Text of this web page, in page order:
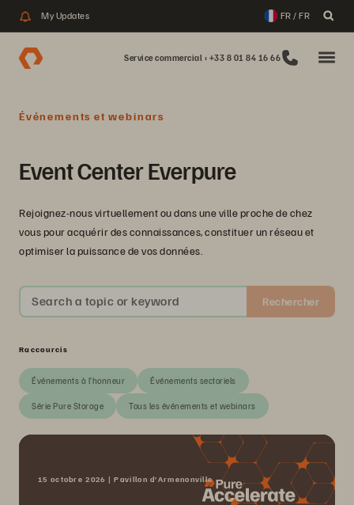
My Updates FR / FR
Service commercial : +33 8 01 84 16 66
Événements et webinars
Event Center Everpure
Rejoignez-nous virtuellement ou dans une ville proche de chez
vous pour acquérir des connaissances, constituer un réseau et
optimiser la puissance de vos données.
Search a topic or keyword Rechercher
Raccourcis
Événements à l’honneur Événements sectoriels
Série Pure Storage Tous les événements et webinars
15 octobre 2026 | Pavillon d’Armenonville